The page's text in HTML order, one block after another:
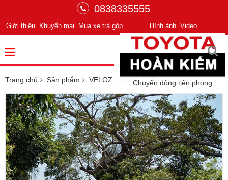
0838335555
Hình ảnh Video
Giới thiệu Khuyến mại Mua xe trả góp
Chuyển động tiên phong
Trang chủ Sản phẩm VELOZ CROSS CVT